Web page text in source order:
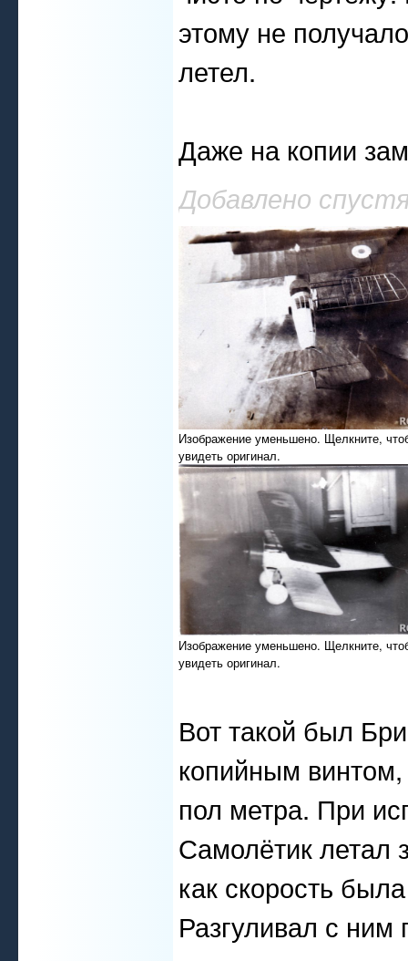
этому не
летел.
Даже на копии
Добавлено
Изображение уменьшено. Щелкните,
увидеть оригинал.
Изображение уменьшено. Щелкните,
увидеть оригинал.
Вот такой был
копийным
пол метра. При
Самолётик летал
как скорость
Разгуливал с